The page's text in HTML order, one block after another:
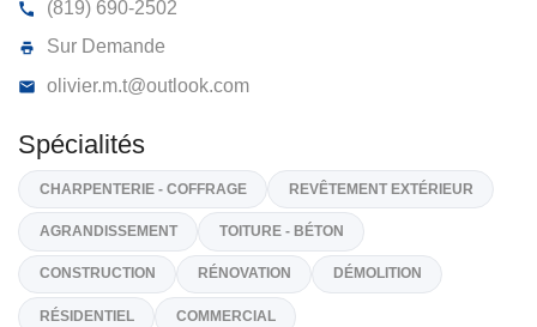
CONSTRUCTION ECO-NOVATION
3P1
olivier.m.t@outlook.com